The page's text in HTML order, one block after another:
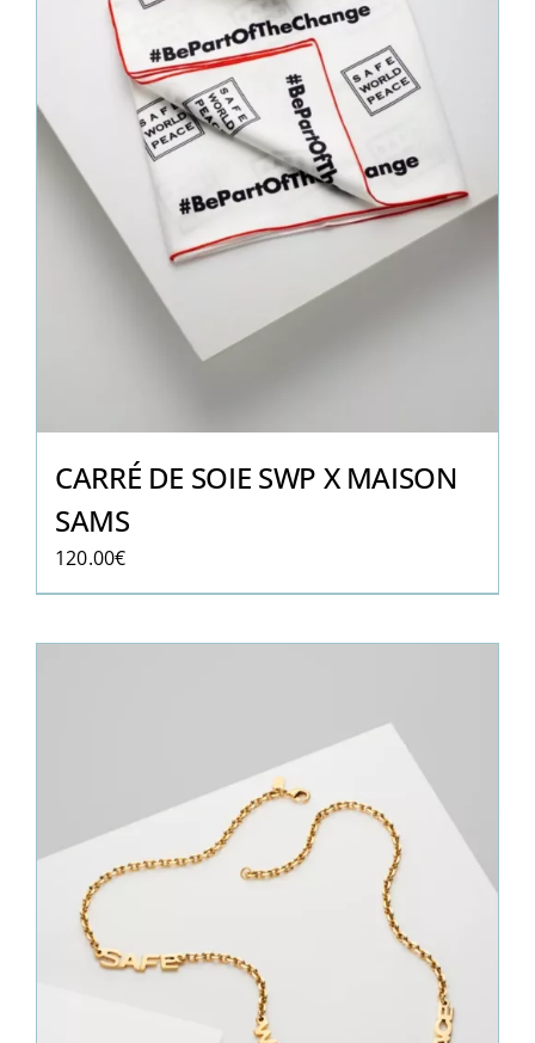
CARRÉ DE SOIE SWP X MAISON
SAMS
120.00€